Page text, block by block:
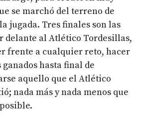
se marchó del terreno de
jugada. Tres finales son las
delante al Atlético Tordesillas,
frente a cualquier reto, hacer
hasta final de
aquello que el Atlético
nada más y nada menos que